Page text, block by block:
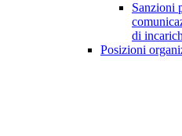
Sanzioni
di
Posizioni